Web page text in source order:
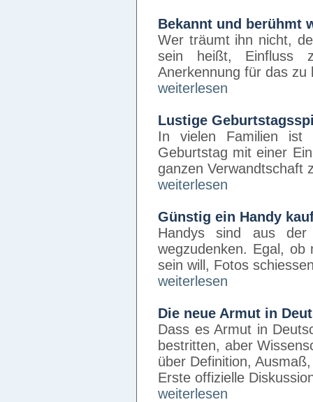
Bekannt und berühmt
Wer träumt ihn nicht,
sein heißt, Einfluss
Anerkennung für das
weiterlesen
Lustige
In vielen Familien ist
Geburtstag mit einer
ganzen Verwandtschaft
weiterlesen
Günstig ein Handy
Handys sind aus
wegzudenken. Egal, ob
sein will, Fotos
weiterlesen
Die neue Armut in
Dass es Armut in
bestritten, aber
über Definition,
Erste offizielle
weiterlesen